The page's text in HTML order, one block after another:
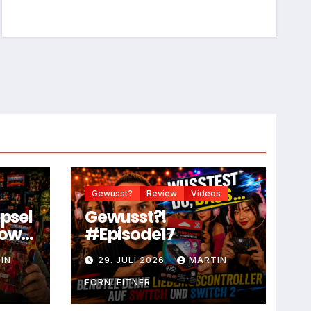
Gewusst? Review Videos
Gewusst?!
#Episode17
29. JULI 2026 MARTIN
FORNLEITNER